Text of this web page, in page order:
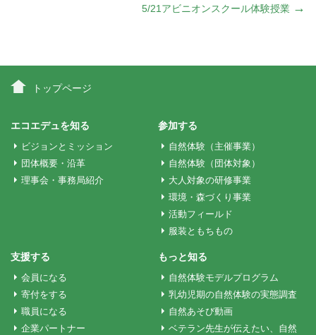
ビ
ゲ
ー
ョ
ン
5/21アビニオンスクール体験授業 →
トップページ
エコエデュを知る
ビジョンとミッション
団体概要・沿革
理事会・事務局紹介
参加する
自然体験（主催事業）
自然体験（団体対象）
大人対象の研修事業
環境・森づくり事業
活動フィールド
服装ともちもの
支援する
会員になる
寄付をする
職員になる
企業パートナー
もっと知る
自然体験モデルプログラム
乳幼児期の自然体験の実態調査
自然あそび動画
ベテラン先生が伝えたい、自然